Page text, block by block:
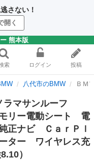
さない！
開く
熊本版
索 ログイン 投稿
八代市のBMW ＢＭ
ラマサンルーフ
リー電動シート 電
正ナビ ＣａｒＰｌ
ター ワイヤレス充
）